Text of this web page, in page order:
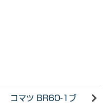
コマツ BR60-1ブ